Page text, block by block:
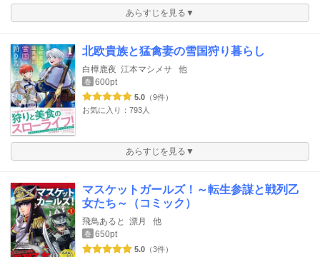
あらすじを見る▼
北欧貴族と猛禽妻の雪国狩り暮らし
白樺鹿夜 江本マシメサ 他
巻 600pt
5.0 （9件）
お気に入り：793人
あらすじを見る▼
マスケットガールズ！～転生参謀と戦列乙
女たち～（コミック）
飛鳥あると 漂月 他
巻 650pt
5.0 （3件）